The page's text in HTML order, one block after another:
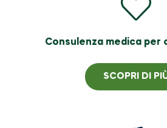
Consulenza medica per
SCOPRI DI